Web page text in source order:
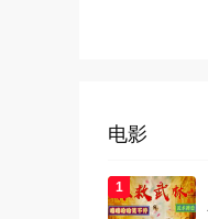
电影
1